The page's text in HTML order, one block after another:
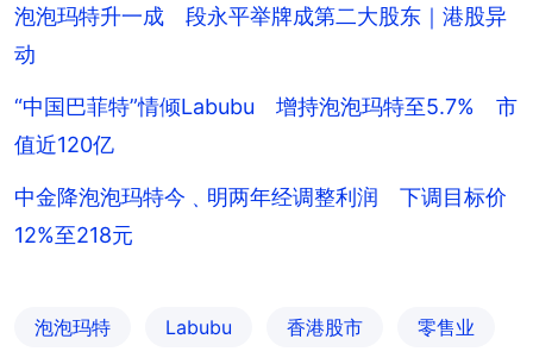
泡泡玛特升一成 段永平举牌成第二大股东｜港股异
动
“中国巴菲特”情倾Labubu 增持泡泡玛特至5.7% 市
值近120亿
中金降泡泡玛特今﹑明两年经调整利润 下调目标价
12%至218元
泡泡玛特 Labubu 香港股市 零售业